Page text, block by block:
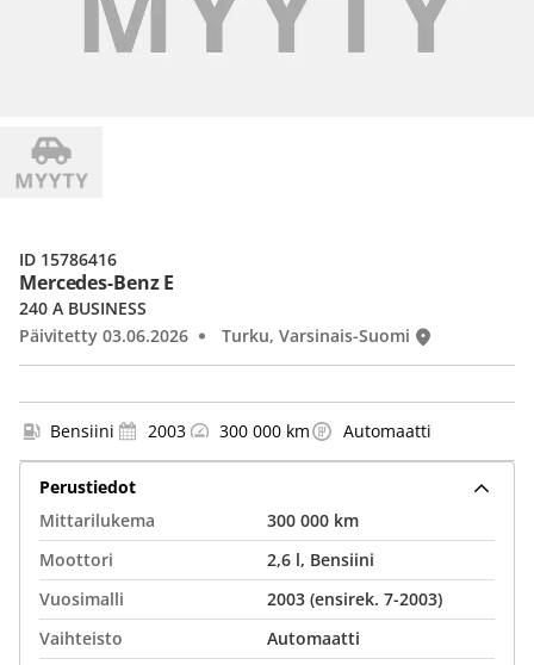
Mercedes-Benz E
240 A BUSINESS
Päivitetty 03.06.2026
Turku, Varsinais-Suomi
ID 15786416
Bensiini 2003 300 000 km Automaatti
Perustiedot
Mittarilukema
300 000 km
Moottori
2,6 l, Bensiini
Vuosimalli
2003 (ensirek. 7-2003)
Vaihteisto
Automaatti